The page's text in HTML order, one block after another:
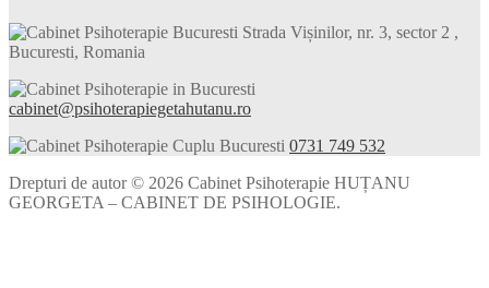
Strada Vișinilor, nr. 3, sector 2 ,
Bucuresti, Romania
cabinet@psihoterapiegetahutanu.ro
0731 749 532
Drepturi de autor © 2026 Cabinet Psihoterapie HUȚANU
GEORGETA – CABINET DE PSIHOLOGIE.